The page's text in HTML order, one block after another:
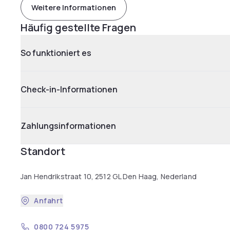
Weitere Informationen
Häufig gestellte Fragen
So funktioniert es
Check-in-Informationen
Zahlungsinformationen
Standort
Jan Hendrikstraat 10, 2512 GL Den Haag, Nederland
Anfahrt
0800 724 5975